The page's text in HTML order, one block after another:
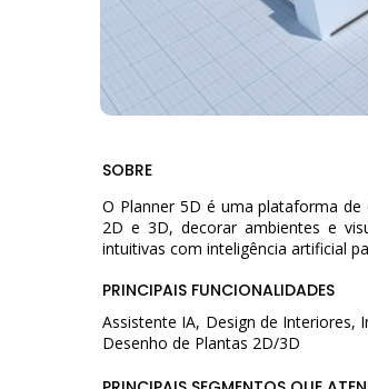
SOBRE
O Planner 5D é uma plataforma
2D e 3D, decorar ambientes e
intuitivas com inteligência artificial
PRINCIPAIS FUNCIONALIDADES
Assistente IA, Design de Interiores,
Desenho de Plantas 2D/3D